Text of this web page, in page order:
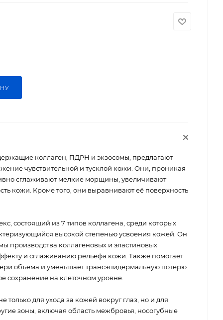
коллаген, ПДРН и экзосомы, предлагают
чувствительной и тусклой кожи. Они, проникая
сглаживают мелкие морщины, увеличивают
кожи. Кроме того, они выравнивают её поверхность
состоящий из 7 типов коллагена, среди которых
высокой степенью усвоения кожей. Он
производства коллагеновых и эластиновых
и сглаживанию рельефа кожи. Также помогает
объема и уменьшает трансэпидермальную потерю
сохранение на клеточном уровне.
только для ухода за кожей вокруг глаз, но и для
зоны, включая область межбровья, носогубные